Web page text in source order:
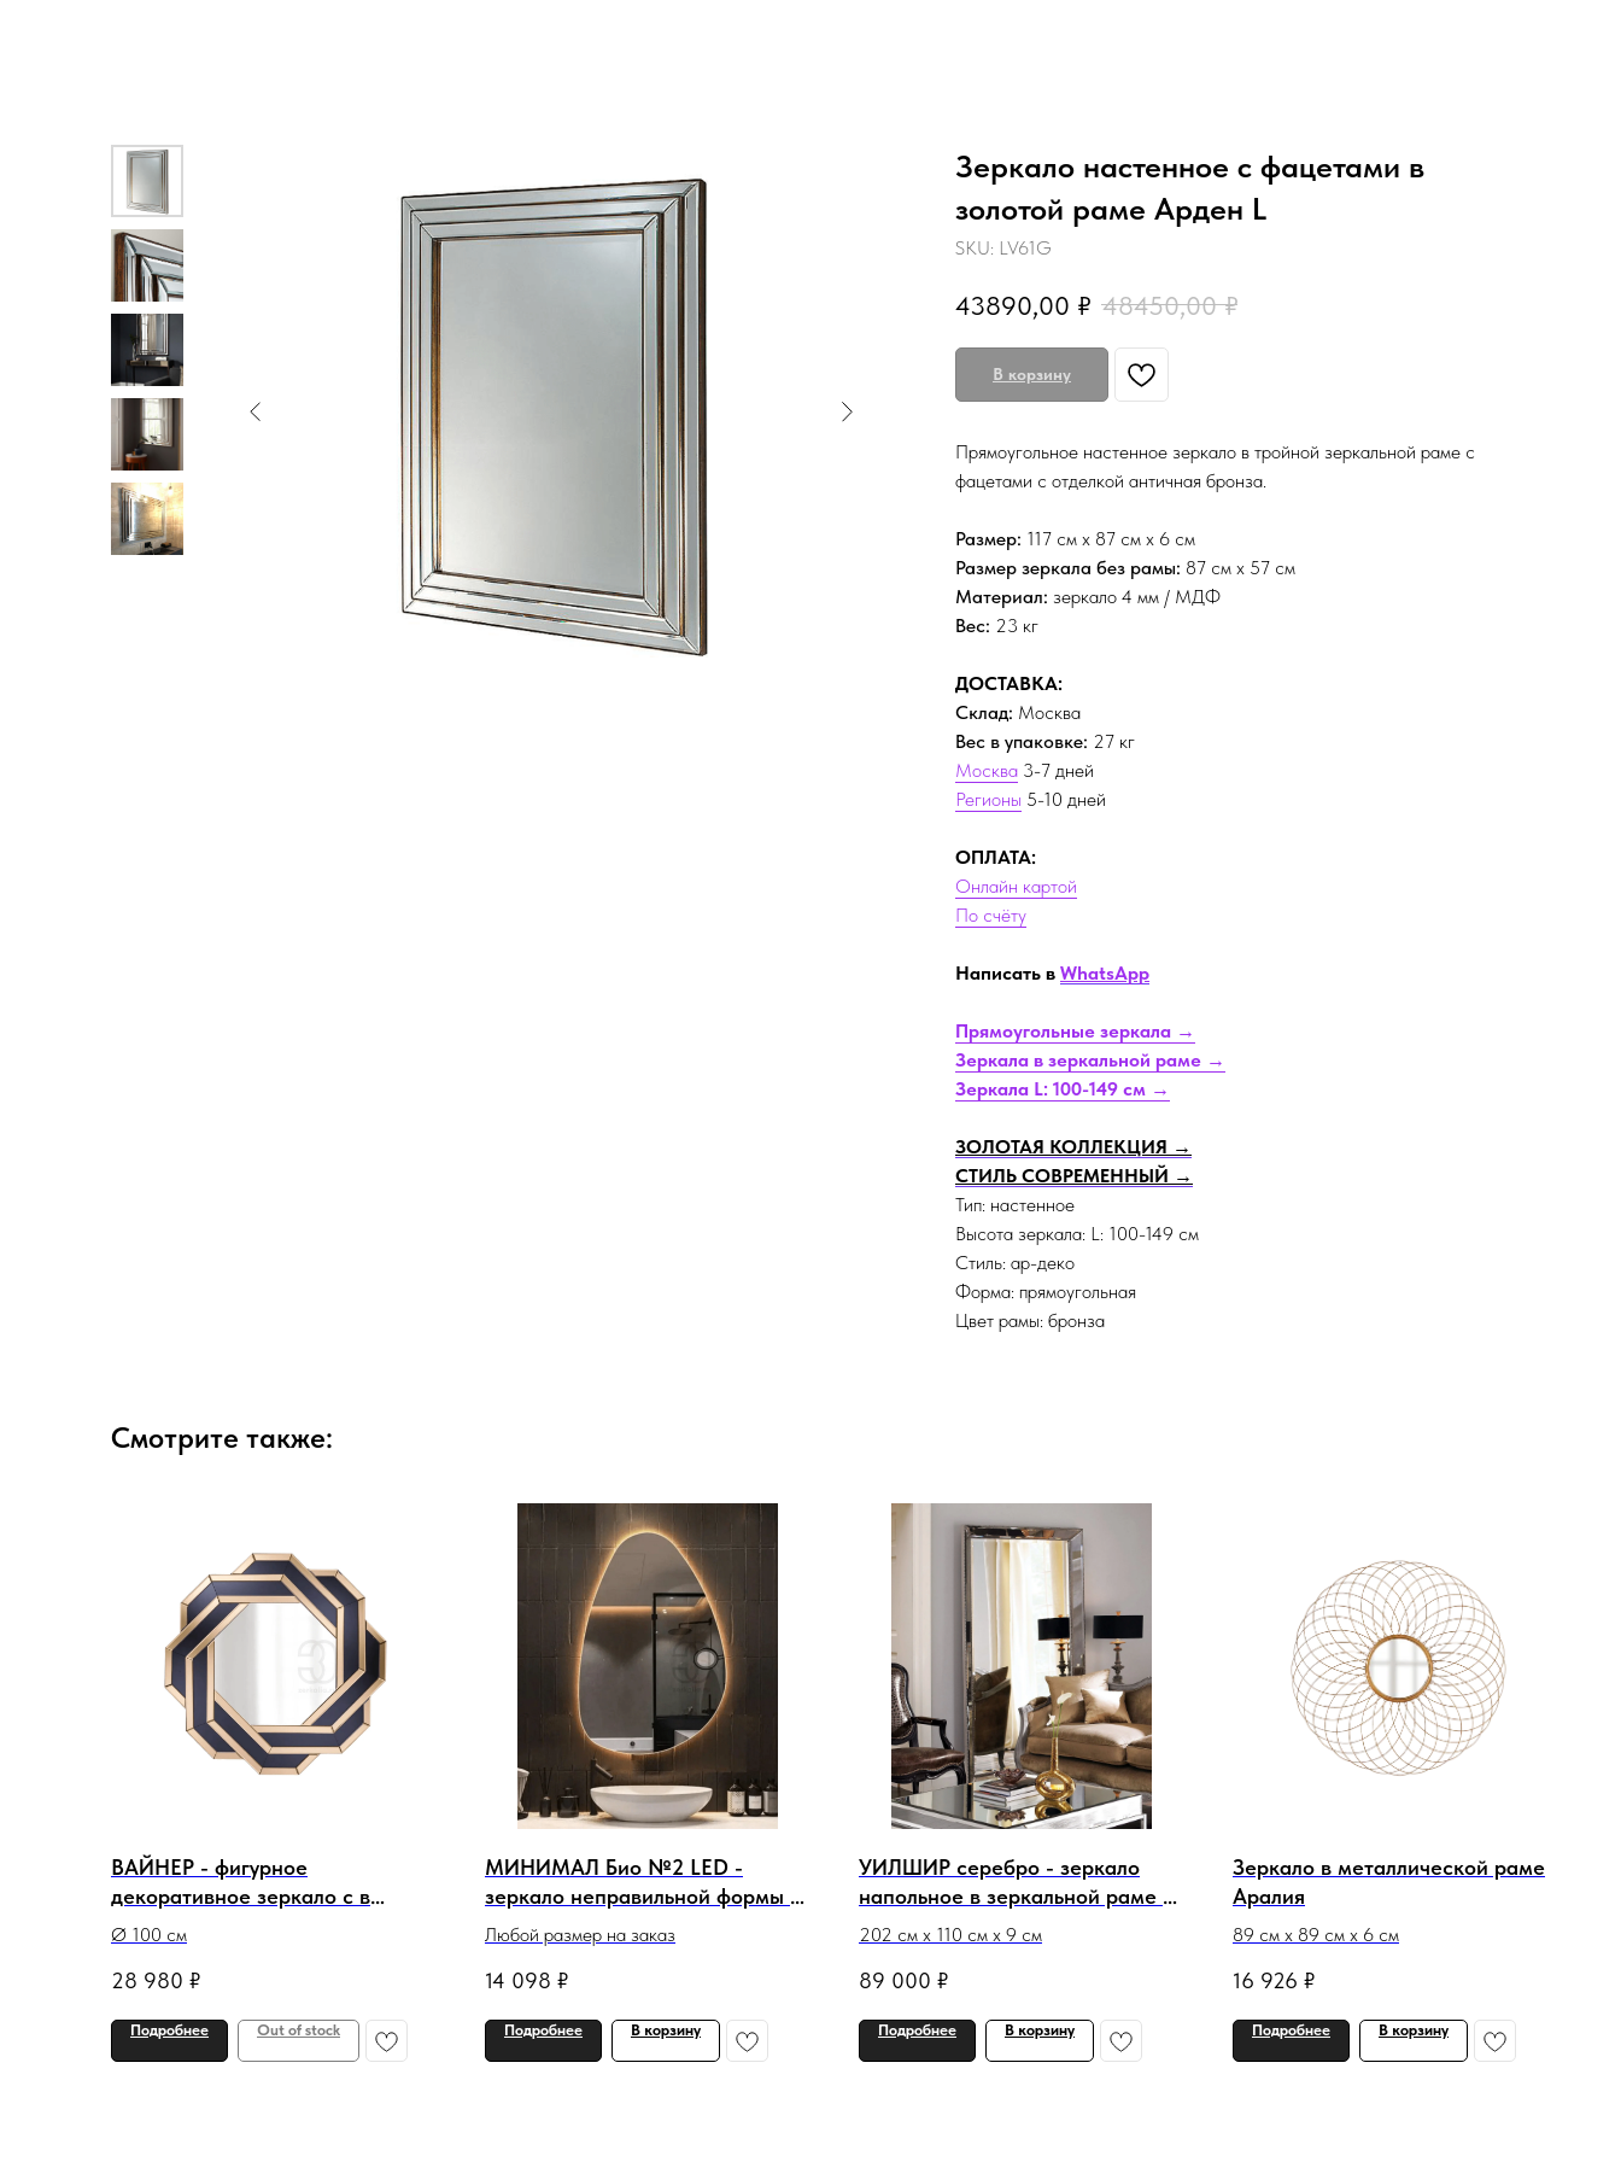
Зеркало настенное с фацетами в
золотой раме Арден L
SKU: LV61G
43890,00 ₽ 48450,00 ₽
В корзину
Прямоугольное настенное зеркало в тройной зеркальной раме с
фацетами с отделкой античная бронза.
Размер: 117 см х 87 см х 6 см
Размер зеркала без рамы: 87 см х 57 см
Материал: зеркало 4 мм / МДФ
Вес: 23 кг
ДОСТАВКА:
Склад: Москва
Вес в упаковке: 27 кг
Москва 3-7 дней
Регионы 5-10 дней
ОПЛАТА:
Онлайн картой
По счёту
Написать в WhatsApp
Прямоугольные зеркала →
Зеркала в зеркальной раме →
Зеркала L: 100-149 см →
ЗОЛОТАЯ КОЛЛЕКЦИЯ →
СТИЛЬ СОВРЕМЕННЫЙ →
Тип: настенное
Высота зеркала: L: 100-149 см
Стиль: ар-деко
Форма: прямоугольная
Цвет рамы: бронза
Смотрите также:
ВАЙНЕР - фигурное
декоративное зеркало с в
чёрно-золотой зеркальной раме
Ø 100 см
28 980 ₽
Подробнее Out of stock
МИНИМАЛ Био №2 LED -
зеркало неправильной формы с
подсветкой
Любой размер на заказ
14 098 ₽
Подробнее В корзину
УИЛШИР серебро - зеркало
напольное в зеркальной раме с
шариками
202 см х 110 см х 9 см
89 000 ₽
Подробнее В корзину
Зеркало в металлической раме
Аралия
89 см х 89 см х 6 см
16 926 ₽
Подробнее В корзину